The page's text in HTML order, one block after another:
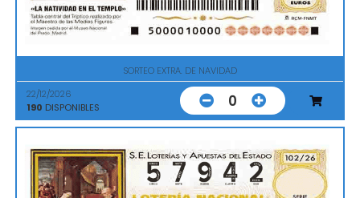
SORTEO EXTRA. DE NAVIDAD
22/12/2026
190 DISPONIBLES 0